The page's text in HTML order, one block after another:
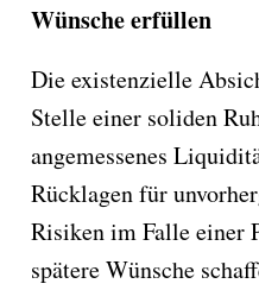
Wünsche erfüllen
Die existenzielle
Stelle einer soliden
angemessenes
Rücklagen für
Risiken im Falle einer
spätere Wünsche